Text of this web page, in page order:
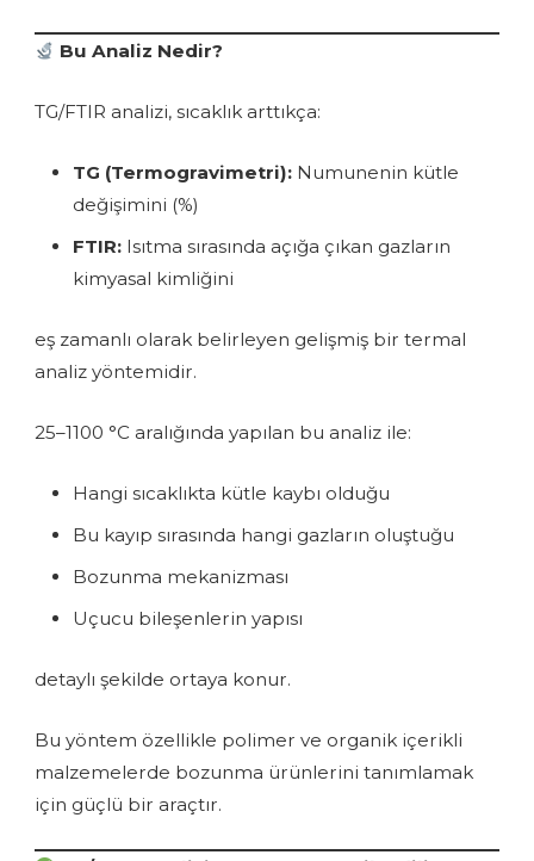
Bu Analiz Nedir?
TG/FTIR analizi, sıcaklık arttıkça:
TG (Termogravimetri): Numunenin kütle
değişimini (%)
FTIR: Isıtma sırasında açığa çıkan gazların
kimyasal kimliğini
eş zamanlı olarak belirleyen gelişmiş bir termal
analiz yöntemidir.
25–1100 °C aralığında yapılan bu analiz ile:
Hangi sıcaklıkta kütle kaybı olduğu
Bu kayıp sırasında hangi gazların oluştuğu
Bozunma mekanizması
Uçucu bileşenlerin yapısı
detaylı şekilde ortaya konur.
Bu yöntem özellikle polimer ve organik içerikli
malzemelerde bozunma ürünlerini tanımlamak
için güçlü bir araçtır.